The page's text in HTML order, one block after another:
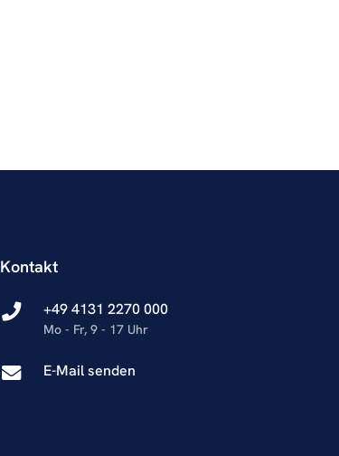
Kontakt
+49 4131 2270 000
Mo - Fr, 9 - 17 Uhr
E-Mail senden